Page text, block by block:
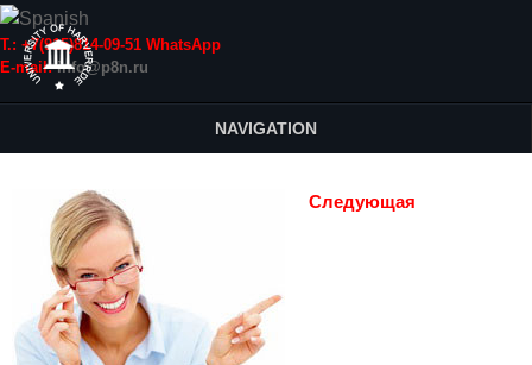
Т.: +7(915)814-09-51 WhatsApp
E-mail:info@p8n.ru
NAVIGATION
Следующая